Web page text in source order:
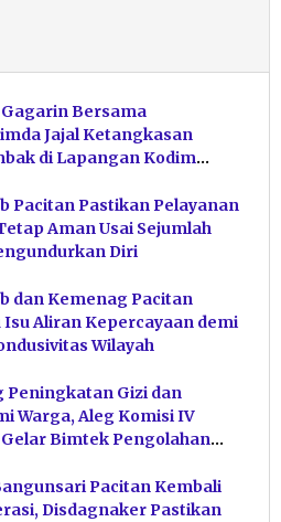
Gagarin Bersama
Jajal Ketangkasan
di Lapangan Kodim
Pacitan Pastikan Pelayanan
Aman Usai Sejumlah
Diri
dan Kemenag Pacitan
Isu Aliran Kepercayaan demi
Wilayah
Peningkatan Gizi dan
Warga, Aleg Komisi IV
Gelar Bimtek Pengolahan
Pacitan Kembali
Disdagnaker Pastikan